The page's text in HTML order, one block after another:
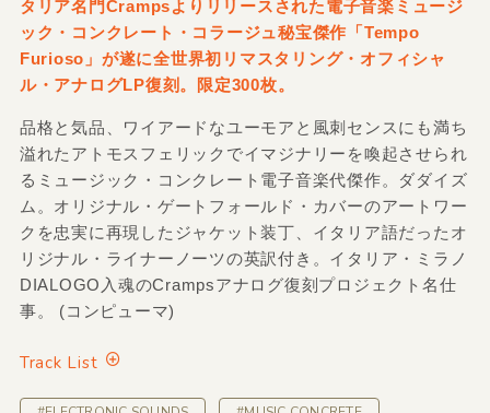
タリア名門Crampsよりリリースされた電子音楽ミュージ
ック・コンクレート・コラージュ秘宝傑作「Tempo
Furioso」が遂に全世界初リマスタリング・オフィシャ
ル・アナログLP復刻。限定300枚。
品格と気品、ワイアードなユーモアと風刺センスにも満ち
溢れたアトモスフェリックでイマジナリーを喚起させられ
るミュージック・コンクレート電子音楽代傑作。ダダイズ
ム。オリジナル・ゲートフォールド・カバーのアートワー
クを忠実に再現したジャケット装丁、イタリア語だったオ
リジナル・ライナーノーツの英訳付き。イタリア・ミラノ
DIALOGO入魂のCrampsアナログ復刻プロジェクト名仕
事。 (コンピューマ)
Track List